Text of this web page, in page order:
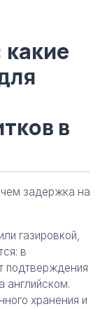
в
задержка на
газировкой,
в
подтверждения
английском.
хранения и